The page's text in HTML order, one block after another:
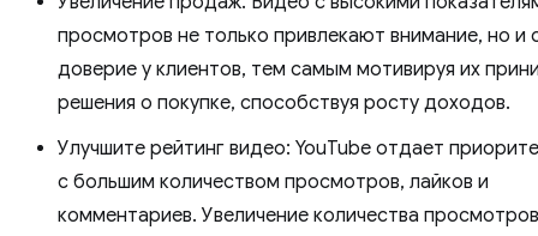
просмотров не только привлекают внимание, но и
доверие у клиентов, тем самым мотивируя их
решения о покупке, способствуя росту доходов.
Улучшите рейтинг видео: YouTube отдает
с большим количеством просмотров, лайков и
комментариев. Увеличение количества просмотров